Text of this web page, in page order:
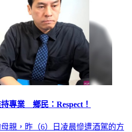
專業 鄉民：Respect！
親，昨（6）日凌晨慘遭酒駕的方